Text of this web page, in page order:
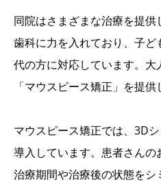
同院はさまざまな治療を提
歯科に力を入れており、子
代の方に対応しています。大
「マウスピース矯正」を提供
マウスピース矯正では、3D
導入しています。患者さんの
治療期間や治療後の状態を